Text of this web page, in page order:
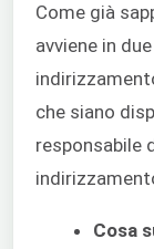
Come già
avviene in
che siano
responsabile
Cosa